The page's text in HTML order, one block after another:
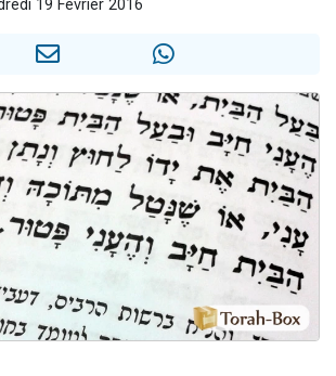
2 nouvelles musiques dans Torah-Box Music
8 personnes viennent de faire un don pour Tsédaka : pauvres d'Israel
2 personnes viennent de faire un don pour 1 Journée de Vacances Pour les Enfants
19 Février 2016